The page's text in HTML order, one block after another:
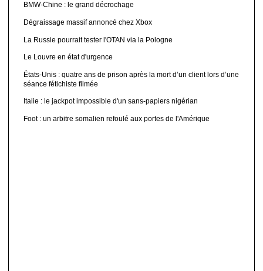
BMW-Chine : le grand décrochage
Dégraissage massif annoncé chez Xbox
La Russie pourrait tester l'OTAN via la Pologne
Le Louvre en état d'urgence
États-Unis : quatre ans de prison après la mort d’un client lors d’une
séance fétichiste filmée
Italie : le jackpot impossible d'un sans-papiers nigérian
Foot : un arbitre somalien refoulé aux portes de l'Amérique